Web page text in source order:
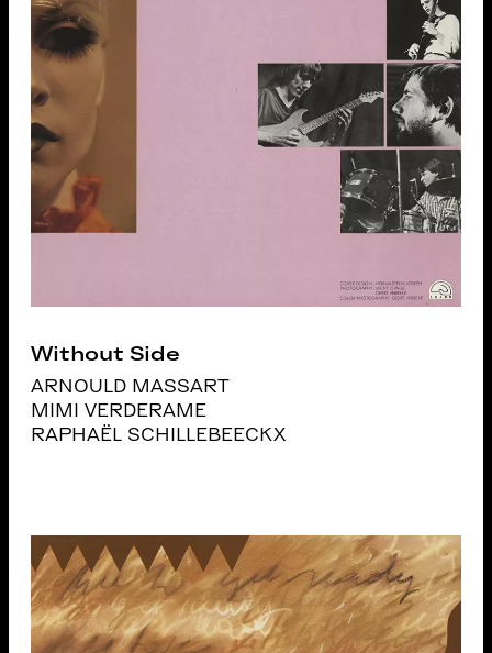
Without Side
ARNOULD MASSART
MIMI VERDERAME
RAPHAËL SCHILLEBEECKX